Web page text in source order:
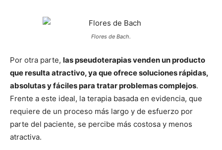
Flores de Bach.
Por otra parte, las pseudoterapias venden un producto
que resulta atractivo, ya que ofrece soluciones rápidas,
absolutas y fáciles para tratar problemas complejos.
Frente a este ideal, la terapia basada en evidencia, que
requiere de un proceso más largo y de esfuerzo por
parte del paciente, se percibe más costosa y menos
atractiva.